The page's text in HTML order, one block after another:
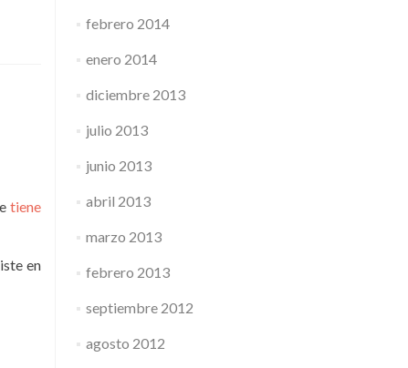
tiene
en
febrero 2014
enero 2014
diciembre 2013
julio 2013
junio 2013
abril 2013
marzo 2013
febrero 2013
septiembre 2012
agosto 2012